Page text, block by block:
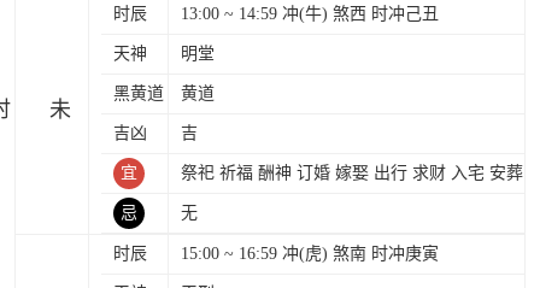
时辰 13:00 ~ 14:59 冲(牛) 煞西 时冲己丑
天神 明堂
黑黄道 黄道
吉凶 吉
宜 祭祀 祈福 酬神 订婚 嫁娶 出行 求财 入宅 安葬
忌 无
时辰 15:00 ~ 16:59 冲(虎) 煞南 时冲庚寅